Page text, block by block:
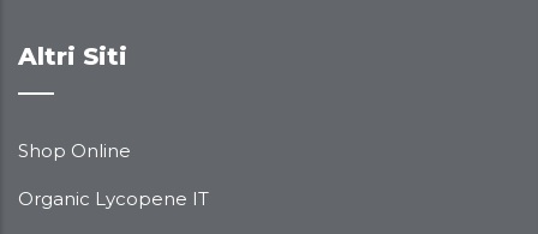
Altri Siti
Shop Online
Organic Lycopene IT